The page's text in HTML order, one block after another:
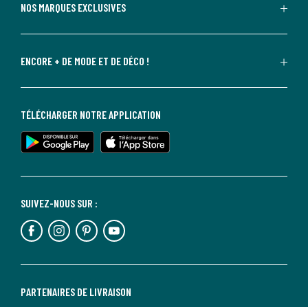
NOS MARQUES EXCLUSIVES
ENCORE + DE MODE ET DE DÉCO !
PARTENAIRES DE LIVRAISON
SUIVEZ-NOUS SUR :
TÉLÉCHARGER NOTRE APPLICATION